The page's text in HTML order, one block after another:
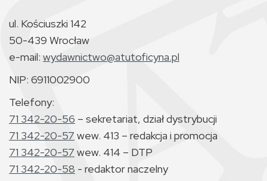
ul. Kościuszki 142
50-439 Wrocław
e-mail: wydawnictwo@atutoficyna.pl
NIP: 6911002900
Telefony:
71 342-20-56 – sekretariat, dział dystrybucji
71 342-20-57 wew. 413 – redakcja i promocja
71 342-20-57 wew. 414 – DTP
71 342-20-58 - redaktor naczelny